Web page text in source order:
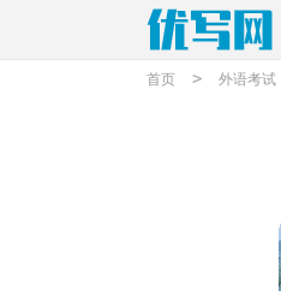
首页 > 外语考试